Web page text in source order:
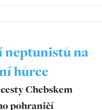
neptunistů na
hůrce
Chebskem
pohraničí